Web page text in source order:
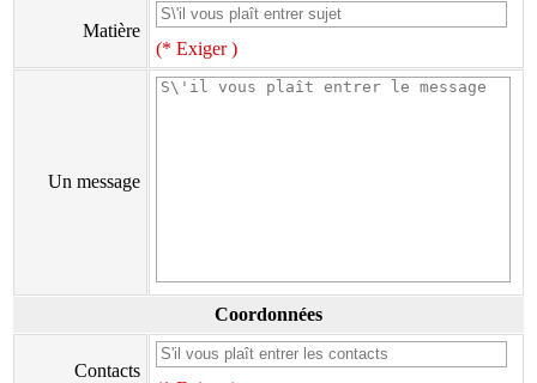
Matière
(* Exiger )
Un message
Coordonnées
Contacts